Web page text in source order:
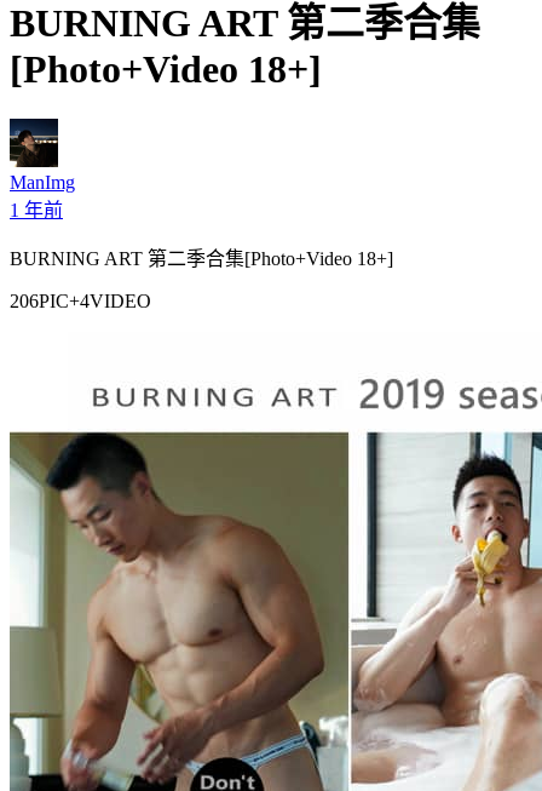
BURNING ART 第二季合集
[Photo+Video 18+]
ManImg
1 年前
BURNING ART 第二季合集[Photo+Video 18+]
206PIC+4VIDEO